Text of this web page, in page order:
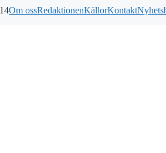
Om ossRedaktionenKällorKontakt